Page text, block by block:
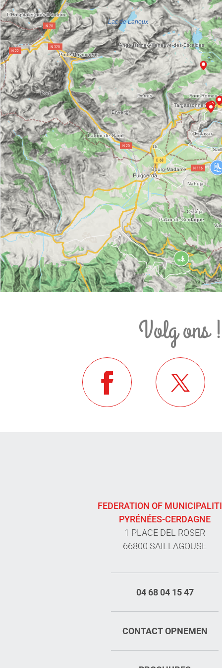
Volg ons !
FEDERATION OF
PYRÉNÉES-CERDAGNE
1 PLACE DEL ROSER
66800 SAILLAGOUSE
04 68 04 15 47
CONTACT OPNEMEN